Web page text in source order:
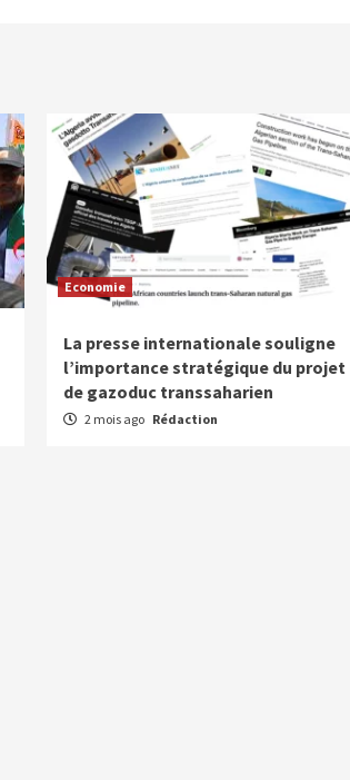
Economie
La presse internationale souligne
l’importance stratégique du projet
de gazoduc transsaharien
2 mois ago Rédaction